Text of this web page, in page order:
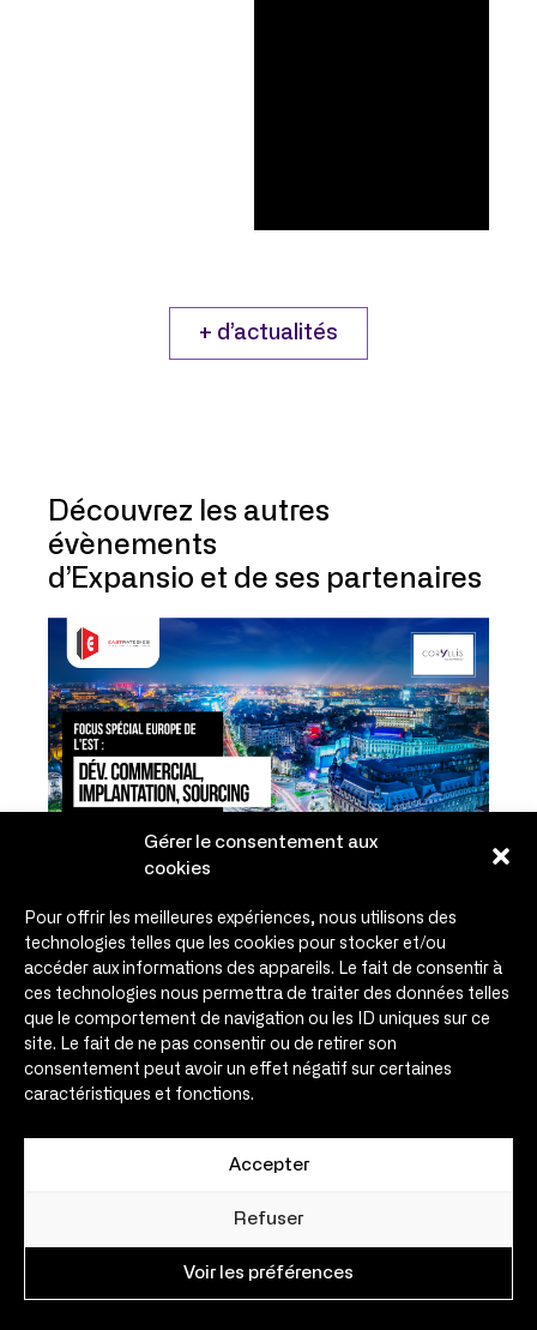
Gérer le consentement aux
cookies
Pour offrir les meilleures expériences, nous utilisons des
technologies telles que les cookies pour stocker et/ou
accéder aux informations des appareils. Le fait de consentir à
ces technologies nous permettra de traiter des données telles
que le comportement de navigation ou les ID uniques sur ce
site. Le fait de ne pas consentir ou de retirer son
consentement peut avoir un effet négatif sur certaines
caractéristiques et fonctions.
Accepter
Refuser
Voir les préférences
+ d’actualités
Découvrez les autres
évènements
d’Expansio et de ses partenaires
09/07/2024
disponible.
Si proches, et pourtant si lointains,
les pays d’Europe de l'Est
présentent de vrais potentiels ...